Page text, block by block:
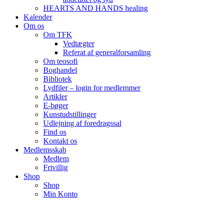
HEARTS AND HANDS healing
Kalender
Om os
Om TFK
Vedtægter
Referat af generalforsamling
Om teosofi
Boghandel
Bibliotek
Lydfiler – login for medlemmer
Artikler
E-bøger
Kunstudstillinger
Udlejning af foredragssal
Find os
Kontakt os
Medlemsskab
Medlem
Frivillig
Shop
Shop
Min Konto